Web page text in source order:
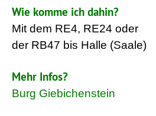
Wie komme ich dahin?
Mit dem RE4, RE24 oder
der RB47 bis Halle (Saale)
Mehr Infos?
Burg Giebichenstein